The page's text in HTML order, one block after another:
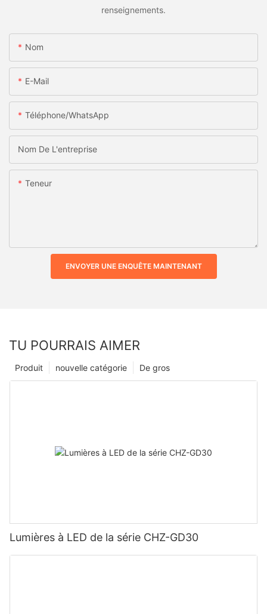
renseignements.
Nom
E-Mail
Téléphone/WhatsApp
Nom De L'entreprise
Teneur
ENVOYER UNE ENQUÊTE MAINTENANT
TU POURRAIS AIMER
De gros
nouvelle catégorie
Produit
Lumières à LED de la série CHZ-GD30